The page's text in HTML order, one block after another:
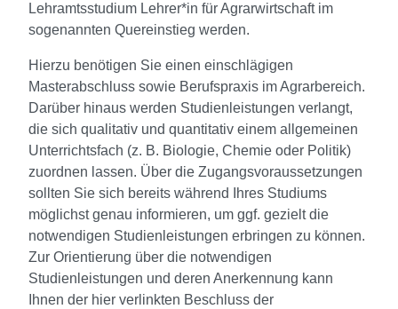
Lehramtsstudium Lehrer*in für Agrarwirtschaft im
sogenannten Quereinstieg werden.
Hierzu benötigen Sie einen einschlägigen
Masterabschluss sowie Berufspraxis im Agrarbereich.
Darüber hinaus werden Studienleistungen verlangt,
die sich qualitativ und quantitativ einem allgemeinen
Unterrichtsfach (z. B. Biologie, Chemie oder Politik)
zuordnen lassen. Über die Zugangsvoraussetzungen
sollten Sie sich bereits während Ihres Studiums
möglichst genau informieren, um ggf. gezielt die
notwendigen Studienleistungen erbringen zu können.
Zur Orientierung über die notwendigen
Studienleistungen und deren Anerkennung kann
Ihnen der hier verlinkten Beschluss der